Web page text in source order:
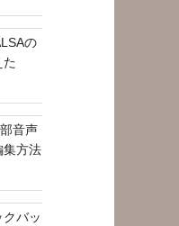
の
た
音声
集方法
バッ